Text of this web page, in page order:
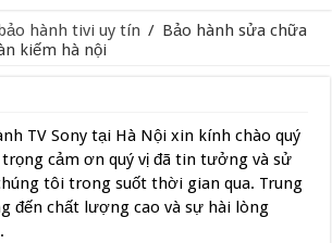
hành tivi uy tín / Bảo hành sửa chữa
kiếm hà nội
TV Sony tại Hà Nội xin kính chào quý
cảm ơn quý vị đã tin tưởng và sử
tôi trong suốt thời gian qua. Trung
đến chất lượng cao và sự hài lòng